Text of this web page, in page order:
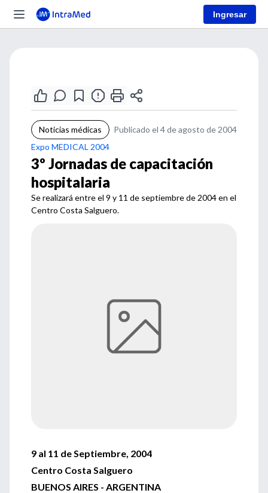
Ingresar
Noticias médicas
Publicado el 4 de agosto de 2004
Expo MEDICAL 2004
3º Jornadas de capacitación
hospitalaria
Se realizará entre el 9 y 11 de septiembre de 2004 en el
Centro Costa Salguero.
9 al 11 de Septiembre, 2004
Centro Costa Salguero
BUENOS AIRES - ARGENTINA